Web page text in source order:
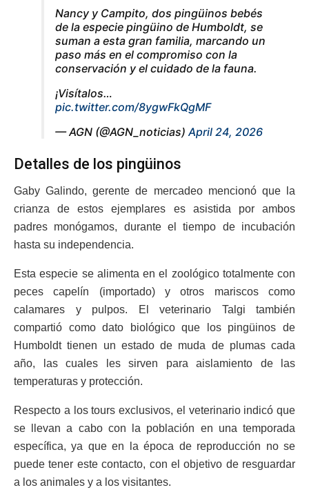
Nancy y Campito, dos pingüinos bebés
de la especie pingüino de Humboldt, se
suman a esta gran familia, marcando un
paso más en el compromiso con la
conservación y el cuidado de la fauna.
¡Visítalos…
pic.twitter.com/8ygwFkQgMF
— AGN (@AGN_noticias)April 24, 2026
Detalles de los pingüinos
Gaby Galindo, gerente de mercadeo mencionó que la
crianza de estos ejemplares es asistida por ambos
padres monógamos, durante el tiempo de incubación
hasta su independencia.
Esta especie se alimenta en el zoológico totalmente con
peces capelín (importado) y otros mariscos como
calamares y pulpos. El veterinario Talgi también
compartió como dato biológico que los pingüinos de
Humboldt tienen un estado de muda de plumas cada
año, las cuales les sirven para aislamiento de las
temperaturas y protección.
Respecto a los tours exclusivos, el veterinario indicó que
se llevan a cabo con la población en una temporada
específica, ya que en la época de reproducción no se
puede tener este contacto, con el objetivo de resguardar
a los animales y a los visitantes.